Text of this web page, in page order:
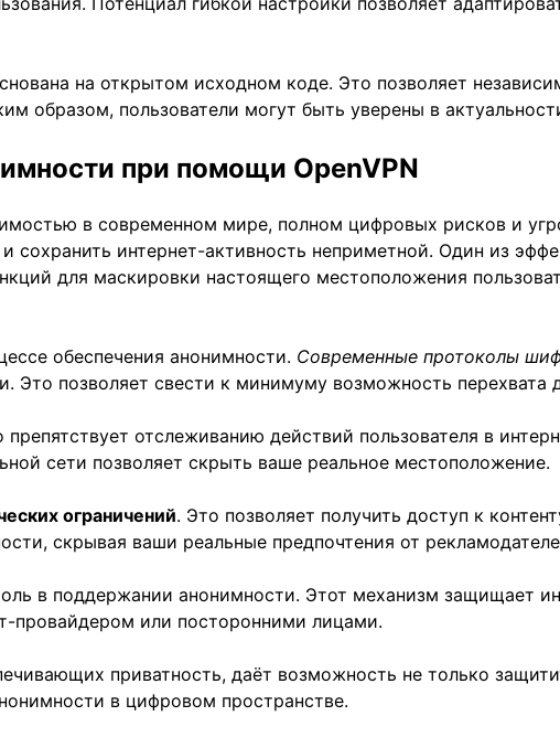
на открытом исходном коде. Это позволяет
образом, пользователи могут быть уверены в
при помощи OpenVPN
в современном мире, полном цифровых рисков и
интернет-активность неприметной. Один из
для маскировки настоящего местоположения
обеспечения анонимности. Современные протоколы
Это позволяет свести к минимуму возможность перехвата
препятствует отслеживанию действий пользователя в
сети позволяет скрыть ваше реальное местоположение.
ограничений. Это позволяет получить доступ к
скрывая ваши реальные предпочтения от
в поддержании анонимности. Этот механизм защищает
провайдером или посторонними лицами.
приватность, даёт возможность не только
в цифровом пространстве.